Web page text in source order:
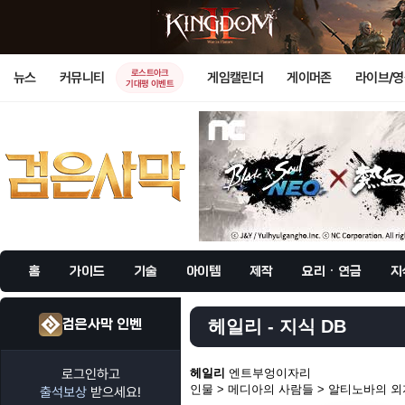
뉴스 커뮤니티
로스트아크
기대평 이벤트
게임캘린더 게이머존 라이브/
홈 가이드 기술 아이템 제작 요리 · 연금 지
검은사막 인벤
로그인하고
출석보상 받으세요!
헤일리 - 지식 DB
헤일리 엔트부엉이자리
인물 > 메디아의 사람들 > 알티노바의 외